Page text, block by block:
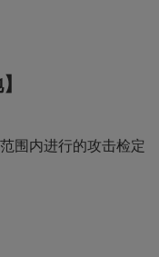
围内进行的攻击检定